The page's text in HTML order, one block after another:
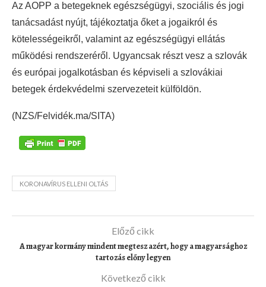
Az AOPP a betegeknek egészségügyi, szociális és jogi
tanácsadást nyújt, tájékoztatja őket a jogaikról és
kötelességeikről, valamint az egészségügyi ellátás
működési rendszeréről. Ugyancsak részt vesz a szlovák
és európai jogalkotásban és képviseli a szlovákiai
betegek érdekvédelmi szervezeteit külföldön.
(NZS/Felvidék.ma/SITA)
KORONAVÍRUS ELLENI OLTÁS
Előző cikk
A magyar kormány mindent megtesz azért, hogy a magyarsághoz
tartozás előny legyen
Következő cikk